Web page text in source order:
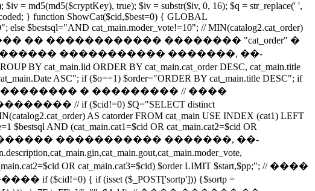
= md5(md5($cryptKey), true); $iv = substr($iv, 0, 16); $q = str_replace(' ',
} function ShowCat($cid,$best=0) { GLOBAL
else $bestsql="AND cat_main.moder_vote!=10"; // MIN(catalog2.cat_order)
�� ������������ �������� "cat_order" �
������ ����������� �������, ��-
BY cat_main.lid ORDER BY cat_main.cat_order DESC, cat_main.title
ASC"; if ($o==1) $order="ORDER BY cat_main.title DESC"; if
-- �� ��� ��������� � ��������� // ����
if ($cid!=0) $Q="SELECT distinct
AS catorder FROM cat_main USE INDEX (cat1) LEFT
$bestsql AND (cat_main.cat1=$cid OR cat_main.cat2=$cid OR
������ ����������� �������, ��-
OR cat_main.cat3=$cid) $order LIMIT $start,$pp;"; // ����
{ if (isset ($_POST['sortp'])) {$sortp =